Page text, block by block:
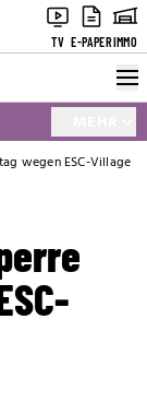
TV E-PAPERIMMO
wegen ESC-Village